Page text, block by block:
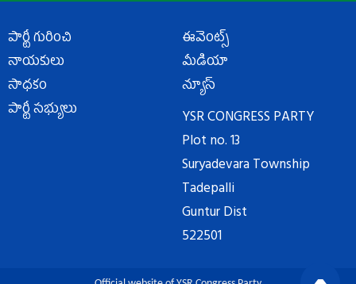
పార్టీ గురించి
నాయకులు
సాధకం
పార్టీ సభ్యులు
ఈవెంట్స్
మీడియా
న్యూస్
YSR CONGRESS PARTY
Plot no. 13
Suryadevara Township
Tadepalli
Guntur Dist
522501